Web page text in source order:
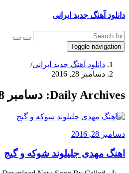
دانلود آهنگ جدید ایرانی
Toggle navigation
دانلود آهنگ جدید ایرانی/
دسامبر 28, 2016
Daily Archives: دسامبر 28, 2016
دسامبر 28, 2016
اهنگ مهدی جلیلوند شوکه و گیج